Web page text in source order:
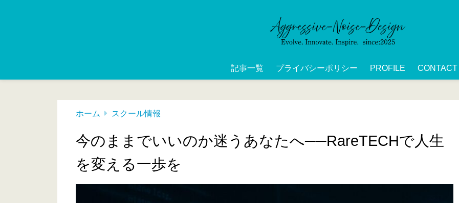
記事一覧 プライバシーポリシー PROFILE CONTACT
ホーム スクール情報
今のままでいいのか迷うあなたへ──RareTECHで人生
を変える一歩を